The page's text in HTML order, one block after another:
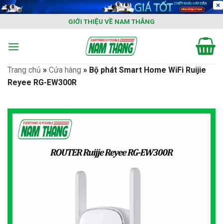
Skip
content
GIỚI THIỆU VỀ NAM THẮNG
Trang chủ » Cửa hàng » Bộ phát Smart Home WiFi Ruijie
Reyee RG-EW300R